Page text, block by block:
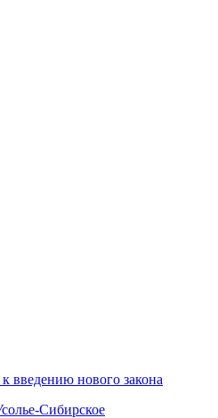
введению нового закона
Сибирское